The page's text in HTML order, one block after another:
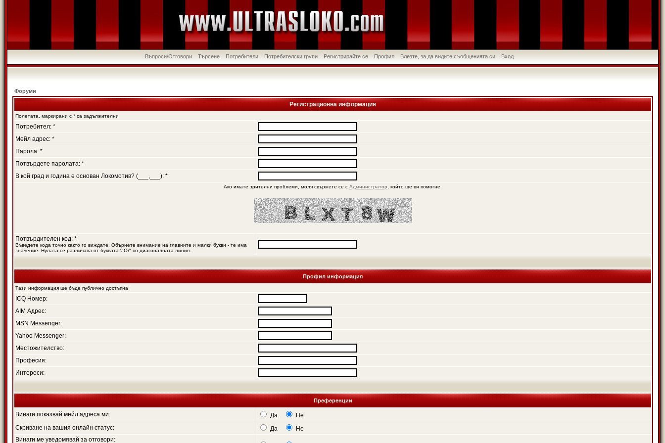
Въпроси/Отговори Търсене Потребители Потребителски групи Регистрирайте се Профил Влезте, за да видите съобщенията си Вход
Форуми
Регистрационна информация
Полетата, маркирани с * са задължителни
Потребител: *
Мейл адрес: *
Парола: *
Потвърдете паролата: *
В кой град и година е основан Локомотив? (___,___): *
Ако имате зрителни проблеми, моля свържете се с Администратор , който ще ви помогне.
Потвърдителен код: *
Въведете кода точно както го виждате. Обърнете внимание на главните и малки букви - те има
значение. Нулата се различава от буквата \"O\" по диагоналната линия.
Профил информация
Тази информация ще бъде публично достъпна
ICQ Номер:
AIM Адрес:
MSN Messenger:
Yahoo Messenger:
Местожителство:
Професия:
Интереси:
Преференции
Винаги показвай мейл адреса ми: Да
Не
Скриване на вашия онлайн статус:
Да
Не
Винаги ме уведомявай за отговори: